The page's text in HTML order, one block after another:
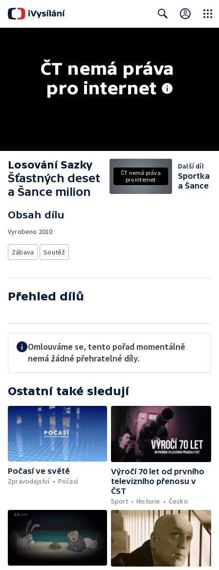
ČT nemá práva
pro internet
Losování Sazky
Šťastných deset
a Šance milion
Obsah dílu
Vyrobeno 2010
Zábava Soutěž
ČT nemá práva
pro internet
Další díl
Sportka
a Šance
Přehled dílů
Omlouváme se, tento pořad momentálně
nemá žádné přehratelné díly.
Ostatní také sledují
Počasí ve světě
Zpravodajství
Počasí
Výročí 70 let od prvního
televizního přenosu v
ČST
Sport
Historie Česko